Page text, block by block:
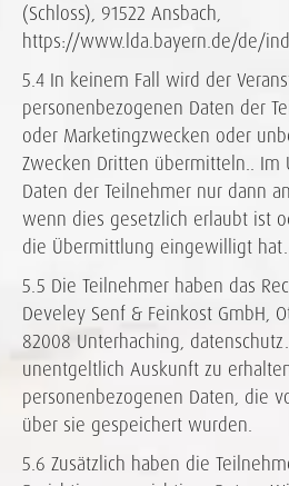
(Schloss), 91522 Ansbach,
https://www.lda.bayern.de/de/
5.4 In keinem Fall wird der
personenbezogenen Daten der
oder Marketingzwecken oder
Zwecken Dritten übermitteln.. Im
Daten der Teilnehmer nur dann
wenn dies gesetzlich erlaubt ist
die Übermittlung eingewilligt hat.
5.5 Die Teilnehmer haben das
Develey Senf & Feinkost GmbH,
82008 Unterhaching,
unentgeltlich Auskunft zu
personenbezogenen Daten, die
über sie gespeichert wurden.
5.6 Zusätzlich haben die